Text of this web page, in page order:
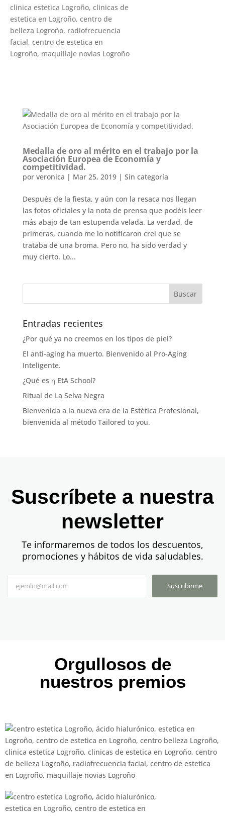
Medalla de oro al mérito en el trabajo por la
Asociación Europea de Economía y
competitividad.
por veronica | Mar 25, 2019| Sin categoría
Después de la fiesta, y aún con la resaca nos llegan
las fotos oficiales y la nota de prensa que podéis leer
más abajo de tan estupenda velada. La verdad, de
primeras, cuando me lo notificaron creí que se
trataba de una broma. Pero no, ha sido verdad y
muy cierto. Lo...
Entradas recientes
¿Por qué ya no creemos en los tipos de piel?
El anti-aging ha muerto. Bienvenido al Pro-Aging
Inteligente.
¿Qué es η EtA School?
Ritual de La Selva Negra
Bienvenida a la nueva era de la Estética Profesional,
bienvenida al método Tailored to you.
Suscríbete a nuestra
newsletter
Te informaremos de todos los descuentos,
promociones y hábitos de vida saludables.
Suscribirme
Orgullosos de
nuestros premios